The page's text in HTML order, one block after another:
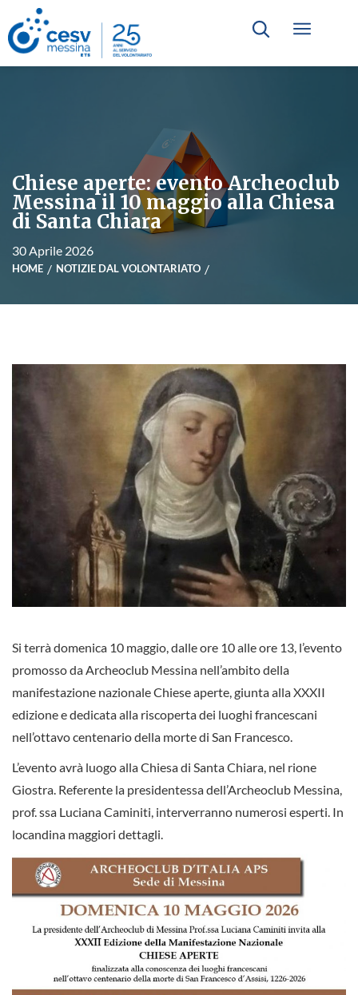
Chiese aperte: evento Archeoclub
Messina il 10 maggio alla Chiesa
di Santa Chiara
30 Aprile 2026
HOME NOTIZIE DAL VOLONTARIATO
Si terrà domenica 10 maggio, dalle ore 10 alle ore 13, l’evento
promosso da Archeoclub Messina nell’ambito della
manifestazione nazionale Chiese aperte, giunta alla XXXII
edizione e dedicata alla riscoperta dei luoghi francescani
nell’ottavo centenario della morte di San Francesco.
L’evento avrà luogo alla Chiesa di Santa Chiara, nel rione
Giostra. Referente la presidentessa dell’Archeoclub Messina,
prof. ssa Luciana Caminiti, interverranno numerosi esperti. In
locandina maggiori dettagli.